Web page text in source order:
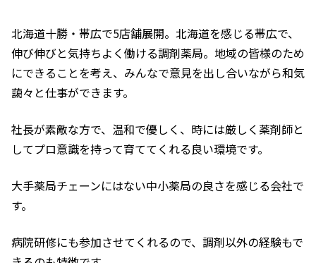
北海道十勝・帯広で5店舗展開。北海道を感じる帯広で、
伸び伸びと気持ちよく働ける調剤薬局。地域の皆様のため
にできることを考え、みんなで意見を出し合いながら和気
藹々と仕事ができます。
社長が素敵な方で、温和で優しく、時には厳しく薬剤師と
してプロ意識を持って育ててくれる良い環境です。
大手薬局チェーンにはない中小薬局の良さを感じる会社で
す。
病院研修にも参加させてくれるので、調剤以外の経験もで